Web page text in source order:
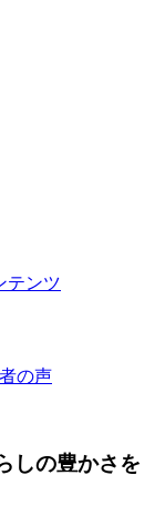
テンツ
の声
しの豊かさを